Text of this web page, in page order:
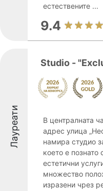
естествените ...
9.4
Лауреати
Studio -
В централната
адрес улица
намира студио
което е познато
естетични
множество
изразени чрез